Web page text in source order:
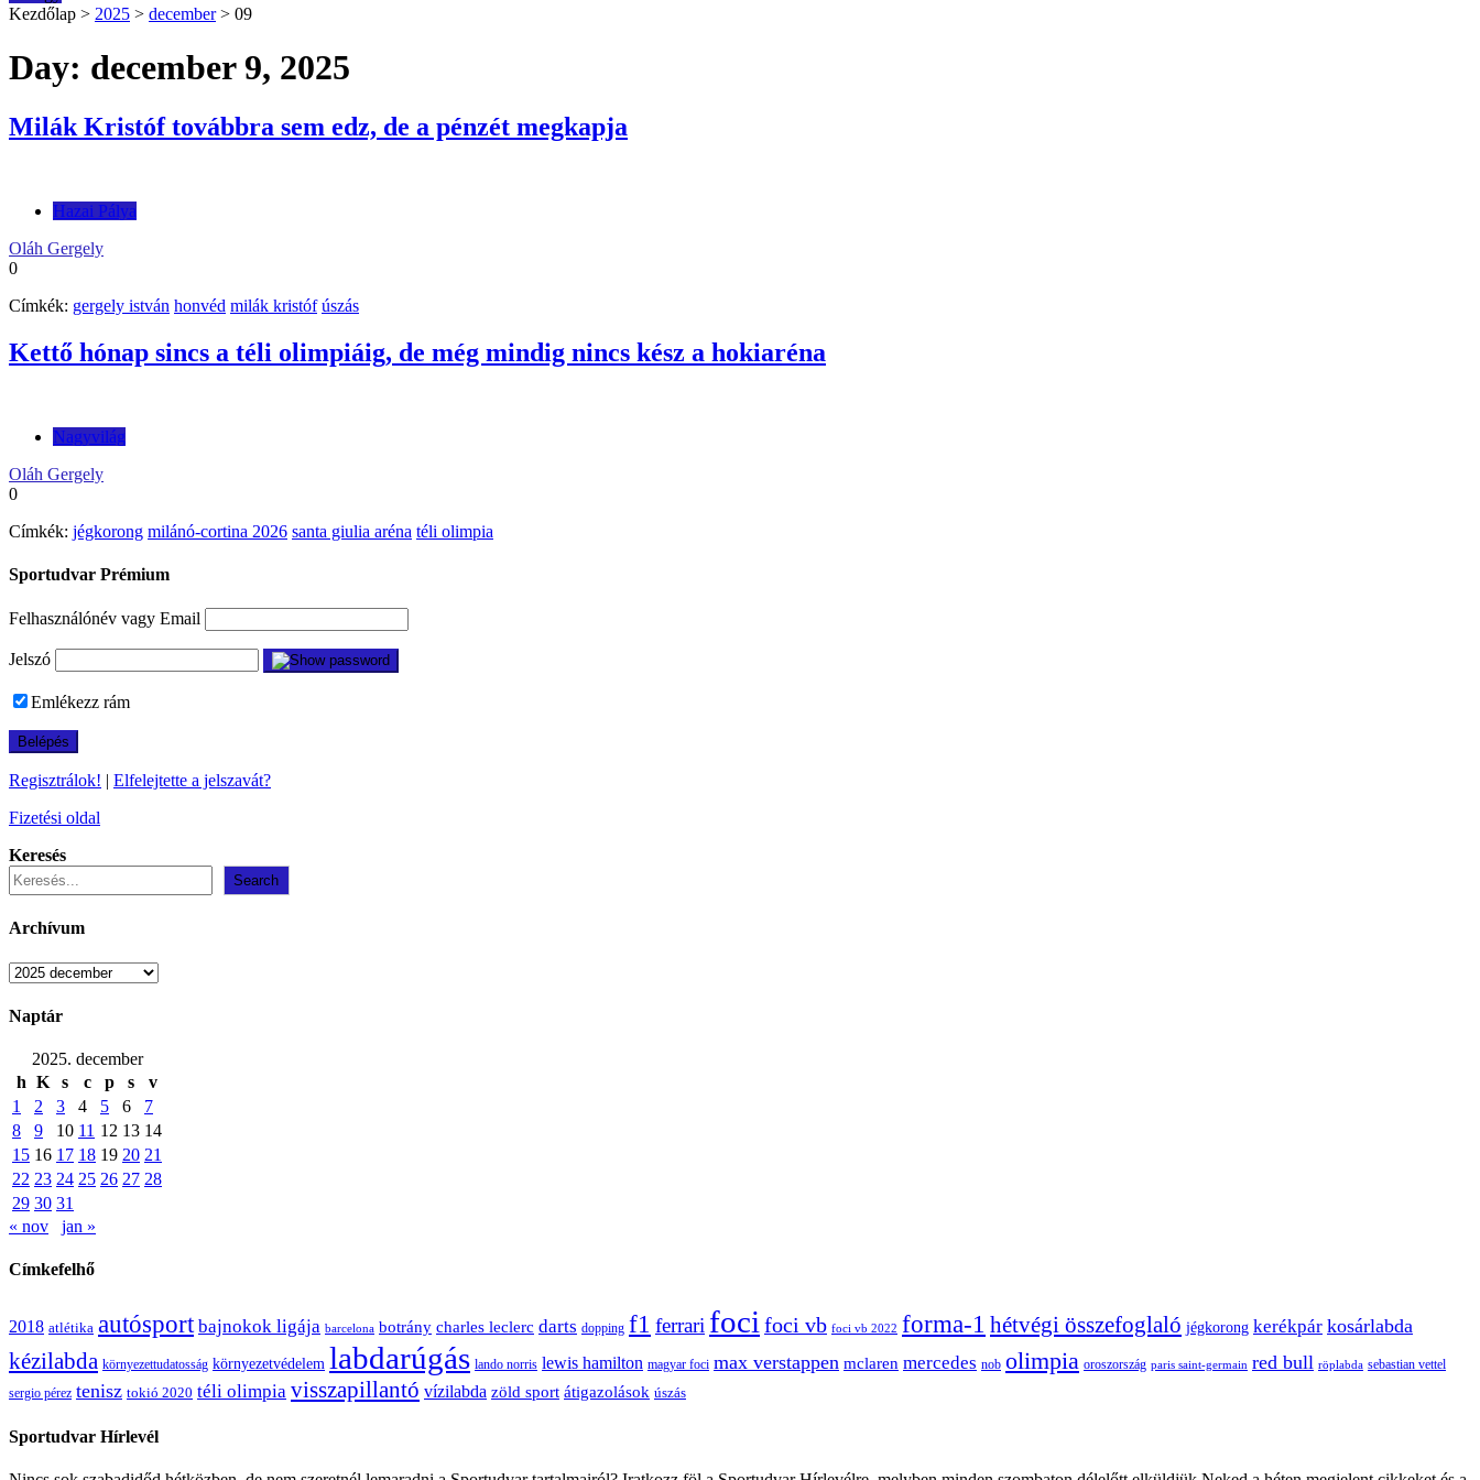
Kezdőlap > 2025 > december > 09
Day: december 9, 2025
Milák Kristóf továbbra sem edz, de a pénzét megkapja
Hazai Pálya
Oláh Gergely
0
Címkék: gergely istván honvéd milák kristóf úszás
Kettő hónap sincs a téli olimpiáig, de még mindig nincs kész a hokiaréna
Nagyvilág
Oláh Gergely
0
Címkék: jégkorong milánó-cortina 2026 santa giulia aréna téli olimpia
Sportudvar Prémium
Felhasználónév vagy Email
Jelszó
Emlékezz rám
Regisztrálok! | Elfelejtette a jelszavát?
Fizetési oldal
Keresés
Search
Archívum
Archívum
Naptár
2025. december
h K s c p s
v
1
2 3 4 5 6
7
8
9 10 11 12 13 14
15 16 17 18 19 20 21
22 23 24 25 26 27 28
29 30 31
« nov
jan »
Címkefelhő
2018 atlétika autósport bajnokok ligája barcelona botrány charles leclerc darts dopping f1 ferrari foci foci vb foci vb 2022 forma-1 hétvégi összefoglaló jégkorong kerékpár kosárlabda
kézilabda környezettudatosság környezetvédelem labdarúgás lando norris lewis hamilton magyar foci max verstappen mclaren mercedes nob olimpia oroszország paris saint-germain red bull röplabda sebastian vettel
sergio pérez tenisz tokió 2020 téli olimpia visszapillantó vízilabda zöld sport átigazolások úszás
Sportudvar Hírlevél